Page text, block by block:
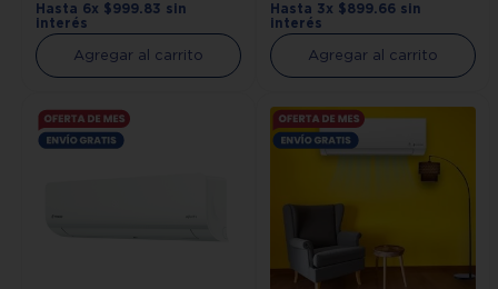
Hasta 6x $999. 83 sin
interés
Agregar al carrito
Hasta 3x $899. 66 sin
interés
Agregar al carrito